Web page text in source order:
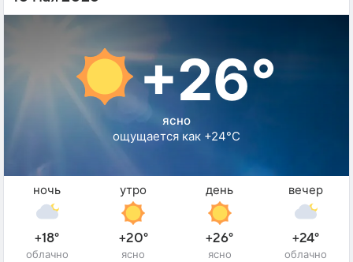
+26°
ясно
ощущается как +24°C
ночь
+18°
облачно
утро
+20°
ясно
день
+26°
ясно
вечер
+24°
облачно